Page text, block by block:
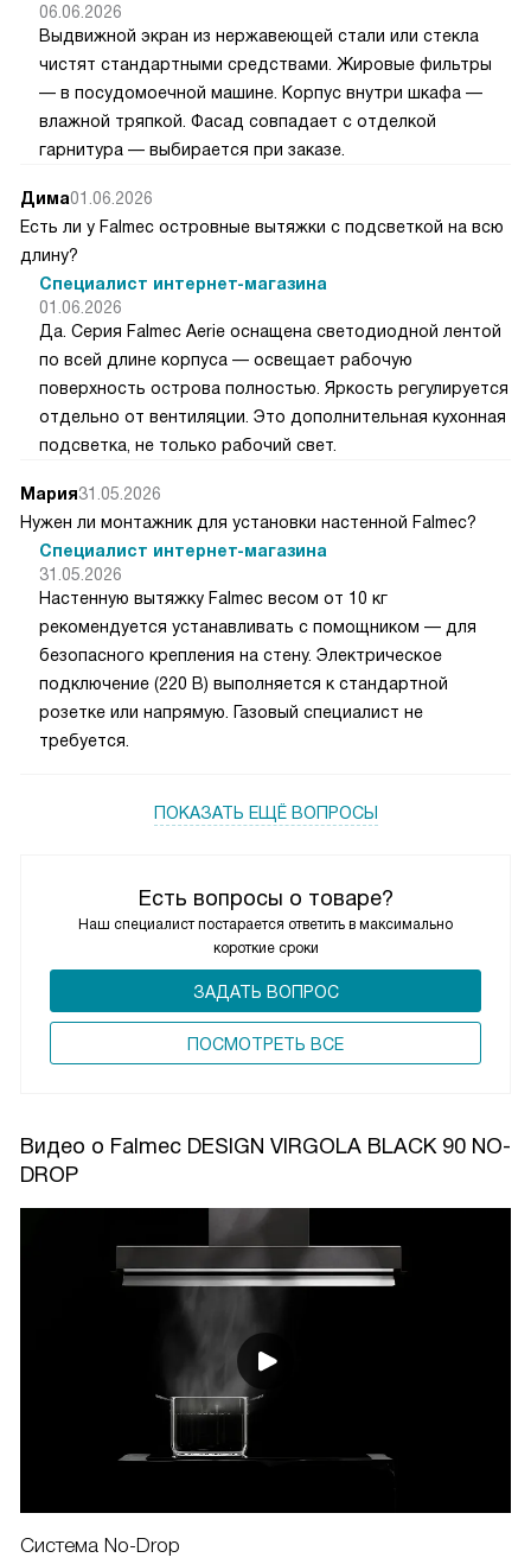
Есть вопросы о товаре?
Наш специалист постарается ответить в максимально
короткие сроки
ЗАДАТЬ ВОПРОС
ПОCМОТРЕТЬ ВСЕ
06.06.2026
Выдвижной экран из нержавеющей стали или стекла
чистят стандартными средствами. Жировые фильтры
— в посудомоечной машине. Корпус внутри шкафа —
влажной тряпкой. Фасад совпадает с отделкой
гарнитура — выбирается при заказе.
Дима01.06.2026
Есть ли у Falmec островные вытяжки с подсветкой на всю
длину?
Специалист интернет-магазина
01.06.2026
Да. Серия Falmec Aerie оснащена светодиодной лентой
по всей длине корпуса — освещает рабочую
поверхность острова полностью. Яркость регулируется
отдельно от вентиляции. Это дополнительная кухонная
подсветка, не только рабочий свет.
Мария31.05.2026
Нужен ли монтажник для установки настенной Falmec?
Специалист интернет-магазина
31.05.2026
Настенную вытяжку Falmec весом от 10 кг
рекомендуется устанавливать с помощником — для
безопасного крепления на стену. Электрическое
подключение (220 В) выполняется к стандартной
розетке или напрямую. Газовый специалист не
требуется.
ПОКАЗАТЬ ЕЩЁ ВОПРОСЫ
Видео о Falmec DESIGN VIRGOLA BLACK 90 NO-
DROP
Система No-Drop